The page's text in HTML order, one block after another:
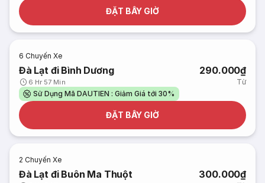
ĐẶT BÂY GIỜ
6 Chuyến Xe
Đà Lạt đi Bình Dương
6 Hr 57 Min
290.000₫
Từ
Sử Dụng Mã DAUTIEN : Giảm Giá tới 30%
ĐẶT BÂY GIỜ
2 Chuyến Xe
Đà Lạt đi Buôn Ma Thuột 300.000₫